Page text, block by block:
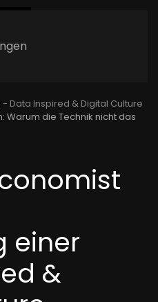
- Data Inspired & Digital Culture
Warum die Technik nicht das
einer
&